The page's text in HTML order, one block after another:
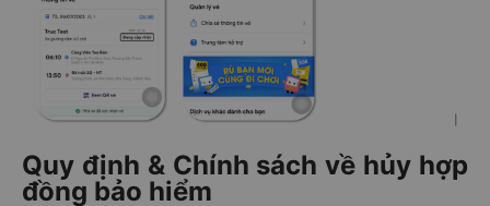
Quy định & Chính sách về hủy hợp
đồng bảo hiểm